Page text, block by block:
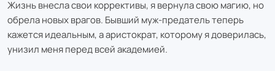
Жизнь внесла свои коррективы, я вернула свою магию, но
обрела новых врагов. Бывший муж-предатель теперь
кажется идеальным, а аристократ, которому я доверилась,
унизил меня перед всей академией.